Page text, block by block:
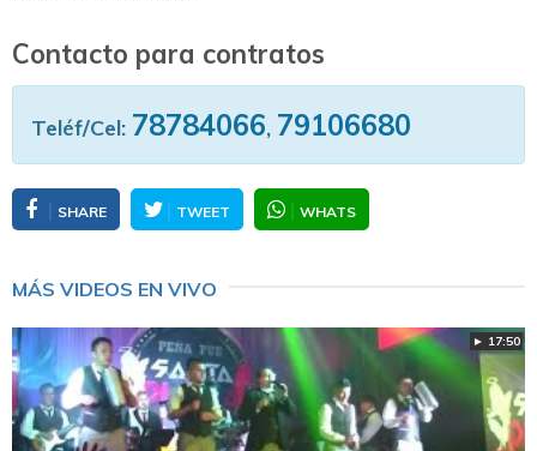
Contacto para contratos
Teléf/Cel: 78784066, 79106680
SHARE TWEET WHATS
MÁS VIDEOS EN VIVO
► 17:50